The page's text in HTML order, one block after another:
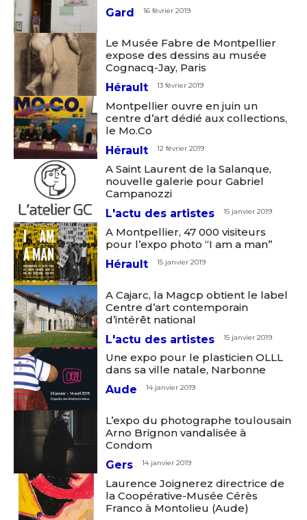
Gard 16 février 2019
Le Musée Fabre de Montpellier
expose des dessins au musée
Cognacq-Jay, Paris
Hérault
13 février 2019
Montpellier ouvre en juin un
centre d’art dédié aux collections,
le Mo.Co
Hérault
12 février 2019
A Saint Laurent de la Salanque,
nouvelle galerie pour Gabriel
Campanozzi
L'actu des artistes
15 janvier 2019
A Montpellier, 47 000 visiteurs
pour l’expo photo “I am a man”
Hérault
15 janvier 2019
A Cajarc, la Magcp obtient le label
Centre d’art contemporain
d’intérêt national
L'actu des artistes
15 janvier 2019
Une expo pour le plasticien OLLL
dans sa ville natale, Narbonne
Aude
14 janvier 2019
L’expo du photographe toulousain
Arno Brignon vandalisée à
Condom
Gers
14 janvier 2019
Laurence Joignerez directrice de
la Coopérative-Musée Cérès
Franco à Montolieu (Aude)